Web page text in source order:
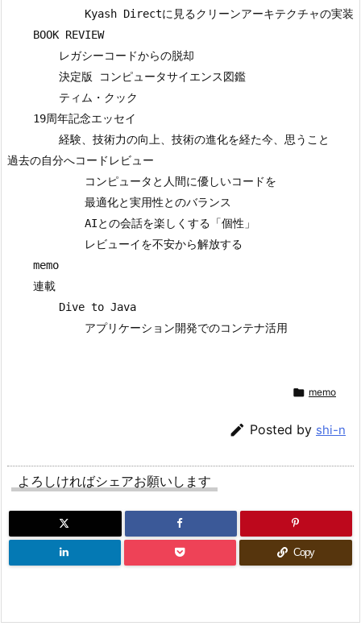
            Kyash Directに見るクリーンアーキテクチャの実装
    BOOK REVIEW
        レガシーコードからの脱却
        決定版 コンピュータサイエンス図鑑
        ティム・クック
    19周年記念エッセイ
        経験、技術力の向上、技術の進化を経た今、思うこと
過去の自分へコードレビュー
            コンピュータと人間に優しいコードを
            最適化と実用性とのバランス
            AIとの会話を楽しくする「個性」
            レビューイを不安から解放する
    memo
    連載
        Dive to Java
            アプリケーション開発でのコンテナ活用
 memo
 Posted by shi-n
よろしければシェアお願いします
Copy